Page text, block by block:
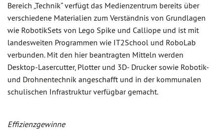
Bereich „Technik“ verfügt das Medienzentrum bereits über
verschiedene Materialien zum Verständnis von Grundlagen
wie RobotikSets von Lego Spike und Calliope und ist mit
landesweiten Programmen wie IT2School und RoboLab
verbunden. Mit den hier beantragten Mitteln werden
Desktop-Lasercutter, Plotter und 3D- Drucker sowie Robotik-
und Drohnentechnik angeschafft und in der kommunalen
schulischen Infrastruktur verfügbar gemacht.
Effizienzgewinne